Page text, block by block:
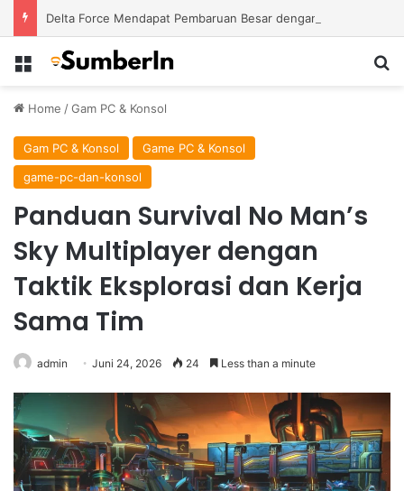
Menu
Home /Gam PC & Konsol
Gam PC & Konsol
Game PC & Konsol
game-pc-dan-konsol
Panduan Survival No Man’s
Sky Multiplayer dengan
Taktik Eksplorasi dan Kerja
Sama Tim
admin Juni 24, 2026 24 Less than a minute